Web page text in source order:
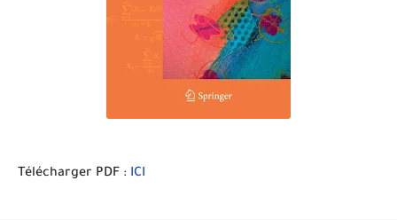
Télécharger PDF : ICI